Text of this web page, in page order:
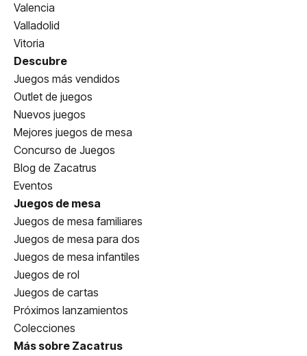
Valencia
Valladolid
Vitoria
Descubre
Juegos más vendidos
Outlet de juegos
Nuevos juegos
Mejores juegos de mesa
Concurso de Juegos
Blog de Zacatrus
Eventos
Juegos de mesa
Juegos de mesa familiares
Juegos de mesa para dos
Juegos de mesa infantiles
Juegos de rol
Juegos de cartas
Próximos lanzamientos
Colecciones
Más sobre Zacatrus